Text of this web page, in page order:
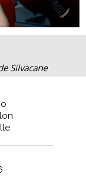
Silvacane